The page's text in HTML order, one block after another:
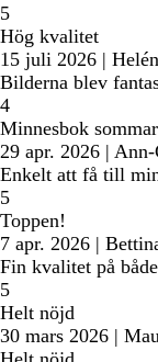
5
Hög kvalitet
15 juli 2026 |
Bilderna blev
4
Minnesbok
29 apr. 2026 | Ann-
Enkelt att få till
5
Toppen!
7 apr. 2026 |
Fin kvalitet på
5
Helt nöjd
30 mars 2026 |